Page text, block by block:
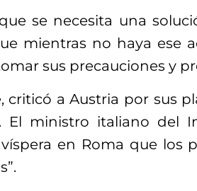
se necesita una
mientras no haya ese
sus precauciones y
criticó a Austria por sus
El ministro italiano del
en Roma que los